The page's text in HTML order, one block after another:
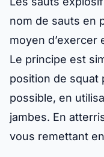
nom de sauts en
moyen d’exercer
Le principe est
position de squat
possible, en
jambes. En
vous remettant